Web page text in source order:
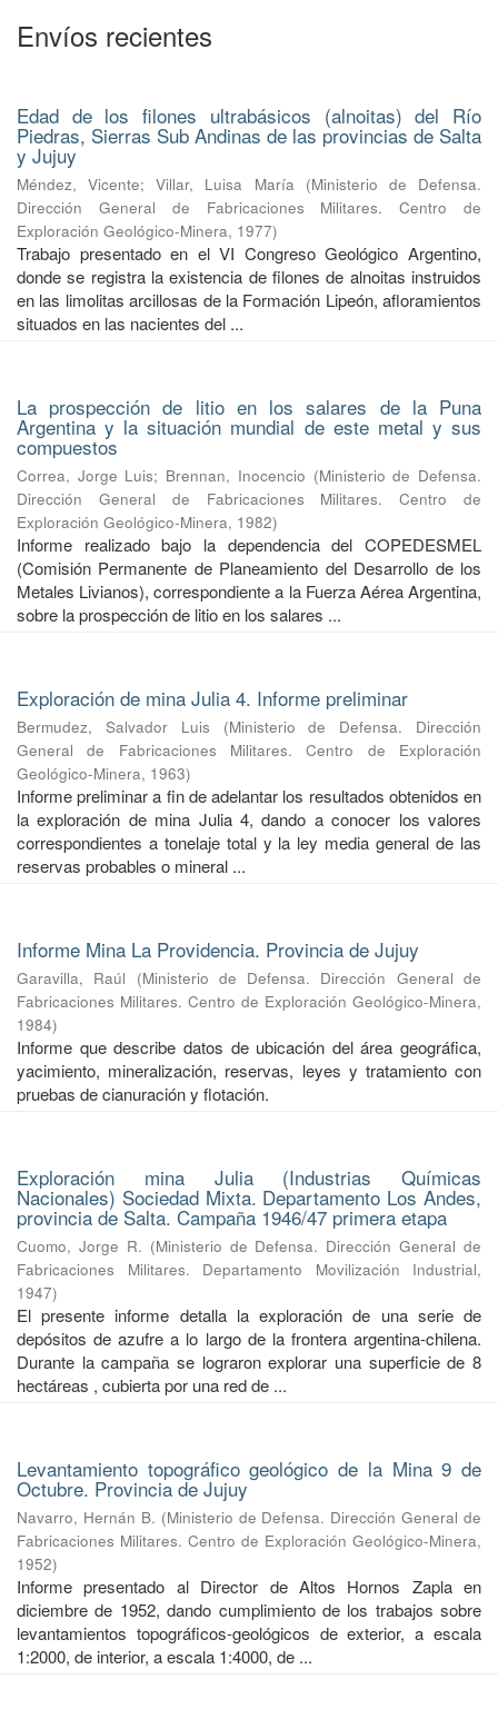
Envíos recientes
Edad de los filones ultrabásicos (alnoitas) del Río
Piedras, Sierras Sub Andinas de las provincias de Salta
y Jujuy
Méndez, Vicente;Villar, Luisa María (Ministerio de Defensa.
Dirección General de Fabricaciones Militares. Centro de
Exploración Geológico-Minera, 1977)
Trabajo presentado en el VI Congreso Geológico Argentino,
donde se registra la existencia de filones de alnoitas instruidos
en las limolitas arcillosas de la Formación Lipeón, afloramientos
situados en las nacientes del ...
La prospección de litio en los salares de la Puna
Argentina y la situación mundial de este metal y sus
compuestos
Correa, Jorge Luis; Brennan, Inocencio (Ministerio de Defensa.
Dirección General de Fabricaciones Militares. Centro de
Exploración Geológico-Minera, 1982)
Informe realizado bajo la dependencia del COPEDESMEL
(Comisión Permanente de Planeamiento del Desarrollo de los
Metales Livianos), correspondiente a la Fuerza Aérea Argentina,
sobre la prospección de litio en los salares ...
Exploración de mina Julia 4. Informe preliminar
Bermudez, Salvador Luis (Ministerio de Defensa. Dirección
General de Fabricaciones Militares. Centro de Exploración
Geológico-Minera, 1963)
Informe preliminar a fin de adelantar los resultados obtenidos en
la exploración de mina Julia 4, dando a conocer los valores
correspondientes a tonelaje total y la ley media general de las
reservas probables o mineral ...
Informe Mina La Providencia. Provincia de Jujuy
Garavilla, Raúl (Ministerio de Defensa. Dirección General de
Fabricaciones Militares. Centro de Exploración Geológico-Minera,
1984)
Informe que describe datos de ubicación del área geográfica,
yacimiento, mineralización, reservas, leyes y tratamiento con
pruebas de cianuración y flotación.
Exploración mina Julia (Industrias Químicas
Nacionales) Sociedad Mixta. Departamento Los Andes,
provincia de Salta. Campaña 1946/47 primera etapa
Cuomo, Jorge R. (Ministerio de Defensa. Dirección General de
Fabricaciones Militares. Departamento Movilización Industrial,
1947)
El presente informe detalla la exploración de una serie de
depósitos de azufre a lo largo de la frontera argentina-chilena.
Durante la campaña se lograron explorar una superficie de 8
hectáreas , cubierta por una red de ...
Levantamiento topográfico geológico de la Mina 9 de
Octubre. Provincia de Jujuy
Navarro, Hernán B. (Ministerio de Defensa. Dirección General de
Fabricaciones Militares. Centro de Exploración Geológico-Minera,
1952)
Informe presentado al Director de Altos Hornos Zapla en
diciembre de 1952, dando cumplimiento de los trabajos sobre
levantamientos topográficos-geológicos de exterior, a escala
1:2000, de interior, a escala 1:4000, de ...